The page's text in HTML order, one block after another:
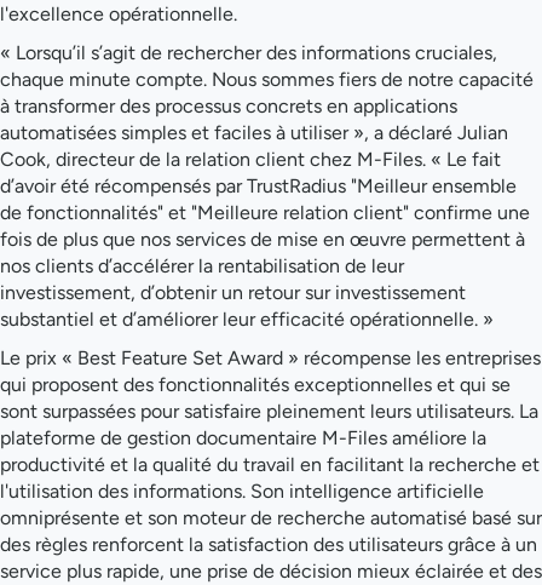
l'excellence opérationnelle.
« Lorsqu’il s’agit de rechercher des informations cruciales,
chaque minute compte. Nous sommes fiers de notre capacité
à transformer des processus concrets en applications
automatisées simples et faciles à utiliser », a déclaré Julian
Cook, directeur de la relation client chez M-Files. « Le fait
d’avoir été récompensés par TrustRadius "Meilleur ensemble
de fonctionnalités" et "Meilleure relation client" confirme une
fois de plus que nos services de mise en œuvre permettent à
nos clients d’accélérer la rentabilisation de leur
investissement, d’obtenir un retour sur investissement
substantiel et d’améliorer leur efficacité opérationnelle. »
Le prix « Best Feature Set Award » récompense les entreprises
qui proposent des fonctionnalités exceptionnelles et qui se
sont surpassées pour satisfaire pleinement leurs utilisateurs. La
plateforme de gestion documentaire M-Files améliore la
productivité et la qualité du travail en facilitant la recherche et
l'utilisation des informations. Son intelligence artificielle
omniprésente et son moteur de recherche automatisé basé sur
des règles renforcent la satisfaction des utilisateurs grâce à un
service plus rapide, une prise de décision mieux éclairée et des